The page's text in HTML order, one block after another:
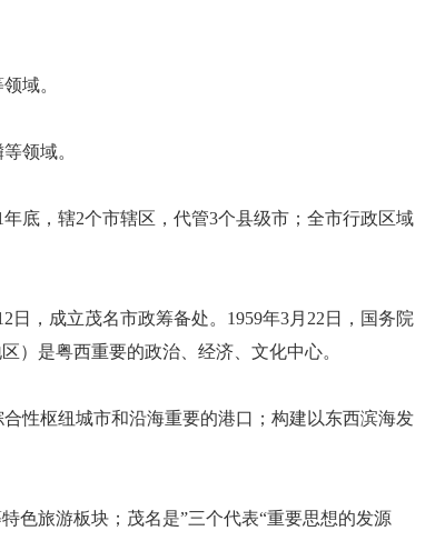
域。
领域。
底，辖2个市辖区，代管3个县级市；全市行政区域
，成立茂名市政筹备处。1959年3月22日，国务院
）是粤西重要的政治、经济、文化中心。
性枢纽城市和沿海重要的港口；构建以东西滨海发
色旅游板块；茂名是”三个代表“重要思想的发源